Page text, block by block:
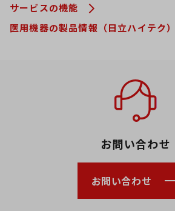
サービスの機能
医用機器の製品情報（日立ハイテク）
お問い合わせ
お問い合わせ